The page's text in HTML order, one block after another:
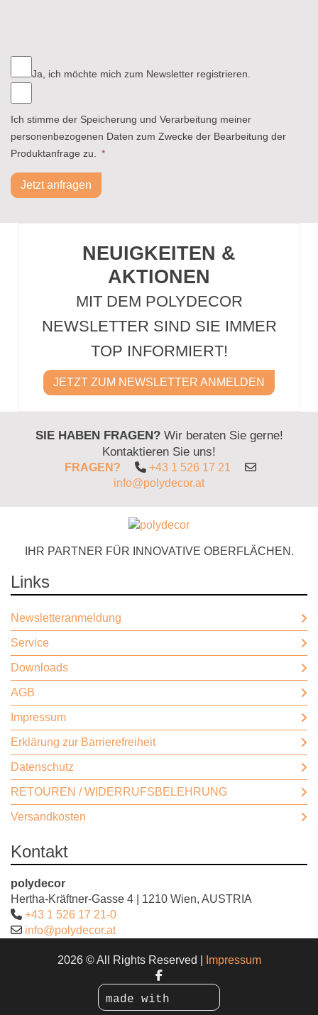
Ja, ich möchte mich zum Newsletter registrieren.
Ich stimme der Speicherung und Verarbeitung meiner
personenbezogenen Daten zum Zwecke der Bearbeitung der
Produktanfrage zu.
*
Jetzt anfragen
NEUIGKEITEN &
AKTIONEN
MIT DEM POLYDECOR
NEWSLETTER SIND SIE IMMER
TOP INFORMIERT!
JETZT ZUM NEWSLETTER ANMELDEN
SIE HABEN FRAGEN?Wir beraten Sie gerne!
Kontaktieren Sie uns!
FRAGEN?
+43 1 526 17 21
info@polydecor.at
IHR PARTNER FÜR INNOVATIVE OBERFLÄCHEN.
Links
Newsletteranmeldung
Service
Downloads
AGB
Impressum
Erklärung zur Barrierefreiheit
Datenschutz
RETOUREN / WIDERRUFSBELEHRUNG
Versandkosten
Kontakt
polydecor
Hertha-Kräftner-Gasse 4 | 1210 Wien, AUSTRIA
+43 1 526 17 21-0
info@polydecor.at
2026 © All Rights Reserved Impressum
made with